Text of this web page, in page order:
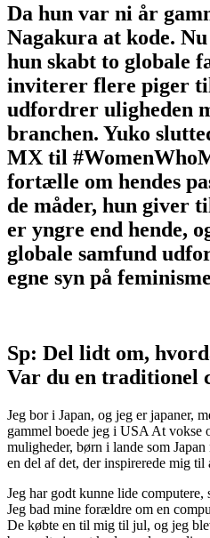
Da hun var ni år
Nagakura at kode.
hun skabt to globale
inviterer flere piger
udfordrer uligheden
branchen. Yuko
MX til
fortælle om hendes
de måder, hun giver
er yngre end hende,
globale samfund
egne syn på
Sp: Del lidt om,
Var du en traditionel
​​Jeg bor i Japan, og jeg er japaner,
gammel boede jeg i USA At vokse
muligheder, børn i lande som
en del af det, der inspirerede mig til
Jeg har godt kunne lide
Jeg bad mine forældre om en
De købte en til mig til jul, og jeg